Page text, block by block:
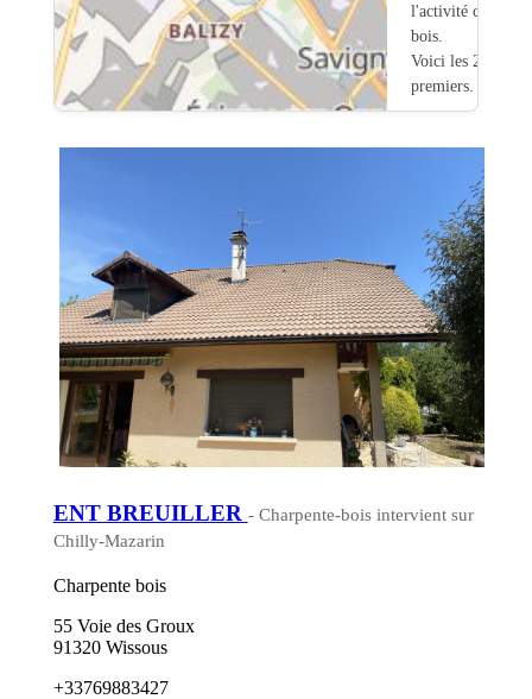
l'activité
bois.
Voici les 20
premiers.
ENT BREUILLER - Charpente-bois intervient sur
Chilly-Mazarin
Charpente bois
55 Voie des Groux
91320 Wissous
+33769883427